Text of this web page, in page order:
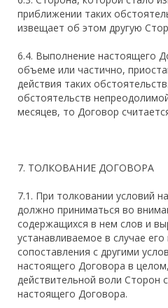
приближении таких
извещает об этом другую
6.4. Выполнение настоящего
объеме или частично,
действия таких
обстоятельств
месяцев, то Договор
7. ТОЛКОВАНИЕ ДОГОВОРА
7.1. При толковании условий
должно приниматься во
содержащихся в нем слов и
устанавливаемое в случае
сопоставления с другими
настоящего Договора в
действительной воли Сторон
настоящего Договора.